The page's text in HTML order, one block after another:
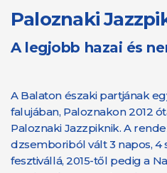
Paloznaki
A legjobb hazai és
A Balaton északi partjának
falujában, Paloznakon 2012
Paloznaki Jazzpiknik. A
dzsemboriból vált 3 napos, 4
fesztivállá, 2015-től pedig a